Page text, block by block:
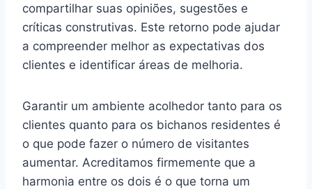
compartilhar suas opiniões, sugestões e
críticas construtivas. Este retorno pode ajudar
a compreender melhor as expectativas dos
clientes e identificar áreas de melhoria.
Garantir um ambiente acolhedor tanto para os
clientes quanto para os bichanos residentes é
o que pode fazer o número de visitantes
aumentar. Acreditamos firmemente que a
harmonia entre os dois é o que torna um